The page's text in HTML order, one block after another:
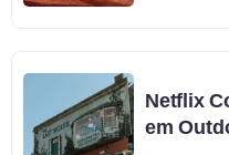
Netflix
em